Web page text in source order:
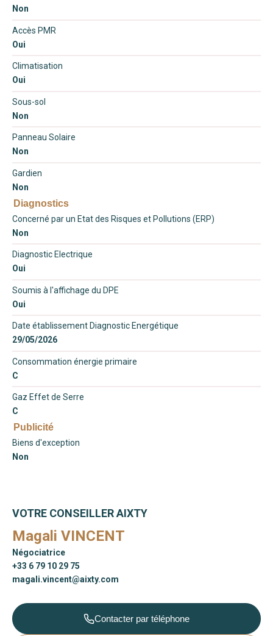
Non
Accès PMR
Oui
Climatisation
Oui
Sous-sol
Non
Panneau Solaire
Non
Gardien
Non
Diagnostics
Concerné par un Etat des Risques et Pollutions (ERP)
Non
Diagnostic Electrique
Oui
Soumis à l'affichage du DPE
Oui
Date établissement Diagnostic Energétique
29/05/2026
Consommation énergie primaire
C
Gaz Effet de Serre
C
Publicité
Biens d'exception
Non
VOTRE CONSEILLER AIXTY
Magali VINCENT
Négociatrice
+33 6 79 10 29 75
magali.vincent@aixty.com
Contacter par téléphone